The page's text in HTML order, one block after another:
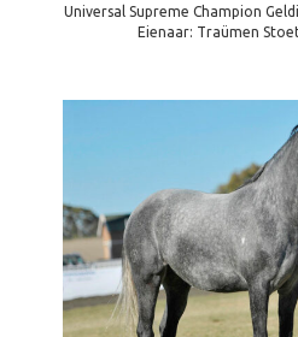
Universal Supreme Champion
Eienaar: Traümen